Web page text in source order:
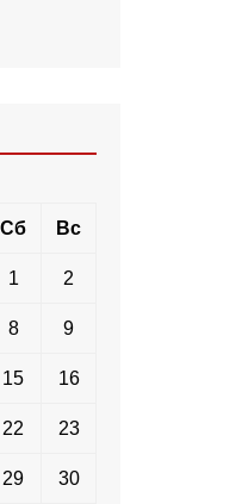
Сб Вс
1 2
8 9
15 16
22 23
29 30